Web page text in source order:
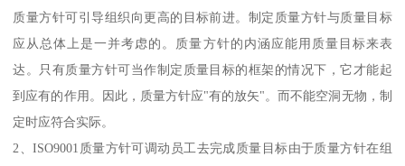
质量方针可引导组织向更高的目标前进。制定质量方针与质量目标
应从总体上是一并考虑的。质量方针的内涵应能用质量目标来表
达。只有质量方针可当作制定质量目标的框架的情况下，它才能起
到应有的作用。因此，质量方针应"有的放矢"。而不能空洞无物，制
定时应符合实际。
2、ISO9001质量方针可调动员工去完成质量目标由于质量方针在组